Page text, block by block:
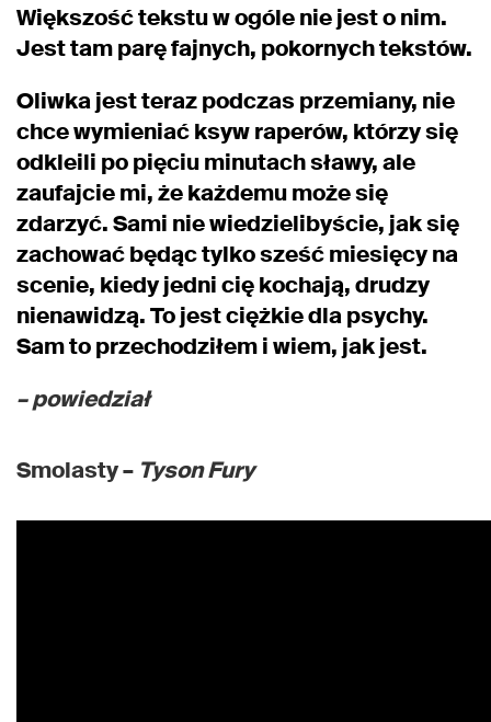
Większość tekstu w ogóle nie jest o nim.
Jest tam parę fajnych, pokornych tekstów.
Oliwka jest teraz podczas przemiany, nie
chce wymieniać ksyw raperów, którzy się
odkleili po pięciu minutach sławy, ale
zaufajcie mi, że każdemu może się
zdarzyć. Sami nie wiedzielibyście, jak się
zachować będąc tylko sześć miesięcy na
scenie, kiedy jedni cię kochają, drudzy
nienawidzą. To jest ciężkie dla psychy.
Sam to przechodziłem i wiem, jak jest.
– powiedział
Smolasty – Tyson Fury